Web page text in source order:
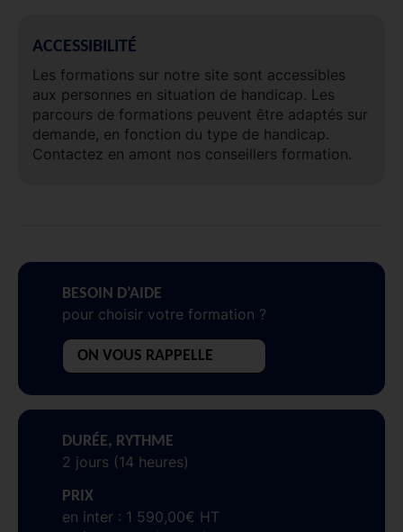
ACCESSIBILITÉ
Les formations sur notre site sont accessibles
aux personnes en situation de handicap. Les
parcours de formations peuvent être adaptés sur
demande, en fonction du type de handicap.
Contactez en amont nos conseillers formation.
BESOIN D’AIDE
pour choisir votre formation ?
ON VOUS RAPPELLE
DURÉE, RYTHME
2 jours (14 heures)
PRIX
en inter : 1 590,00€ HT